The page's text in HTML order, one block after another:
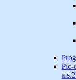
Pic-